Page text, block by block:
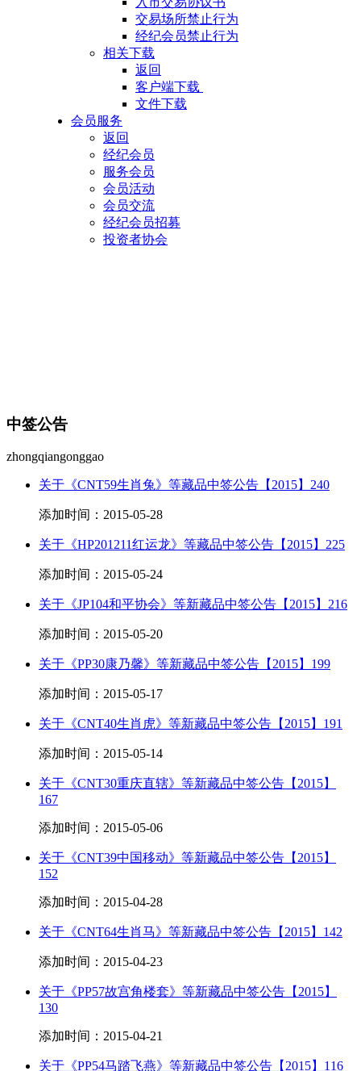
交易场所禁止行为
经纪会员禁止行为
相关下载
返回
客户端下载
文件下载
会员服务
返回
经纪会员
服务会员
会员活动
会员交流
经纪会员招募
投资者协会
中签公告
zhongqiangonggao
关于《CNT59生肖兔》等藏品中签公告【2015】240
添加时间：2015-05-28
关于《HP201211红运龙》等藏品中签公告【2015】225
添加时间：2015-05-24
关于《JP104和平协会》等新藏品中签公告【2015】216
添加时间：2015-05-20
关于《PP30康乃馨》等新藏品中签公告【2015】199
添加时间：2015-05-17
关于《CNT40生肖虎》等新藏品中签公告【2015】191
添加时间：2015-05-14
关于《CNT30重庆直辖》等新藏品中签公告【2015】
167
添加时间：2015-05-06
关于《CNT39中国移动》等新藏品中签公告【2015】
152
添加时间：2015-04-28
关于《CNT64生肖马》等新藏品中签公告【2015】142
添加时间：2015-04-23
关于《PP57故宫角楼套》等新藏品中签公告【2015】
130
添加时间：2015-04-21
关于《PP54马踏飞燕》等新藏品中签公告【2015】116